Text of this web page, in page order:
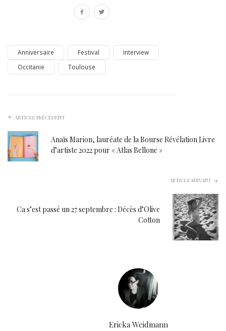
Anniversaire Festival
Interview
Occitanie
Toulouse
ARTICLE PRÉCÉDENT
Anaïs Marion, lauréate de la Bourse Révélation Livre
d’artiste 2022 pour « Atlas Bellone »
ARTICLE SUIVANT
Ca s’est passé un 27 septembre : Décès d’Olive
Cotton
Ericka Weidmann